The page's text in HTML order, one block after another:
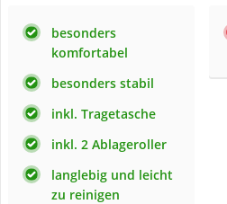
besonders
komfortabel
besonders stabil
inkl. Tragetasche
inkl. 2 Ablageroller
langlebig und leicht
zu reinigen